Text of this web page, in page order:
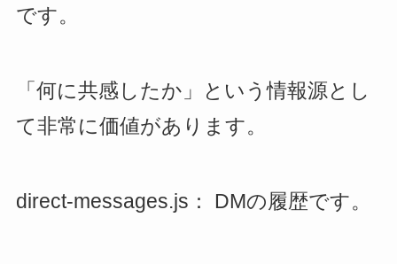
です。
「何に共感したか」という情報源とし
て非常に価値があります。
direct-messages.js： DMの履歴です。